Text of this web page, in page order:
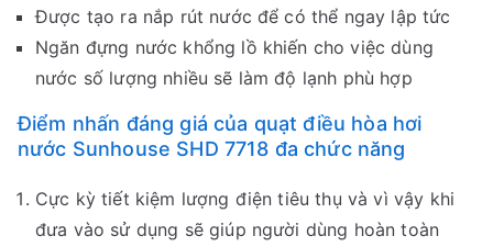
Được tạo ra nắp rút nước để có thể ngay lập tức
Ngăn đựng nước khổng lồ khiến cho việc dùng
nước số lượng nhiều sẽ làm độ lạnh phù hợp
Điểm nhấn đáng giá của quạt điều hòa hơi
nước Sunhouse SHD 7718 đa chức năng
Cực kỳ tiết kiệm lượng điện tiêu thụ và vì vậy khi
đưa vào sử dụng sẽ giúp người dùng hoàn toàn